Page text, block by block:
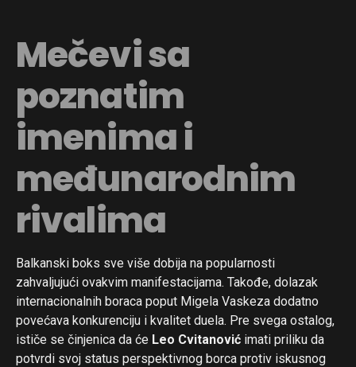
Mečevi sa
poznatim
imenima i
međunarodnim
rivalima
Balkanski boks sve više dobija na popularnosti
zahvaljujući ovakvim manifestacijama. Takođe, dolazak
internacionalnih boraca poput Migela Vaskeza dodatno
povećava konkurenciju i kvalitet duela. Pre svega ostalog,
ističe se činjenica da će Leo Cvitanović imati priliku da
potvrdi svoj status perspektivnog borca protiv iskusnog